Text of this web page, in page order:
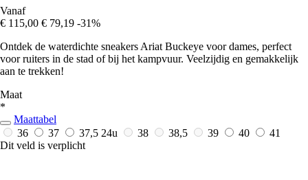
Vanaf
€ 115,00 € 79,19 -31%
Ontdek de waterdichte sneakers Ariat Buckeye voor dames, perfect
voor ruiters in de stad of bij het kampvuur. Veelzijdig en gemakkelijk
aan te trekken!
Maat
*
Maattabel
36
37 37,5 24u 38 38,5 39 40
41
Dit veld is verplicht